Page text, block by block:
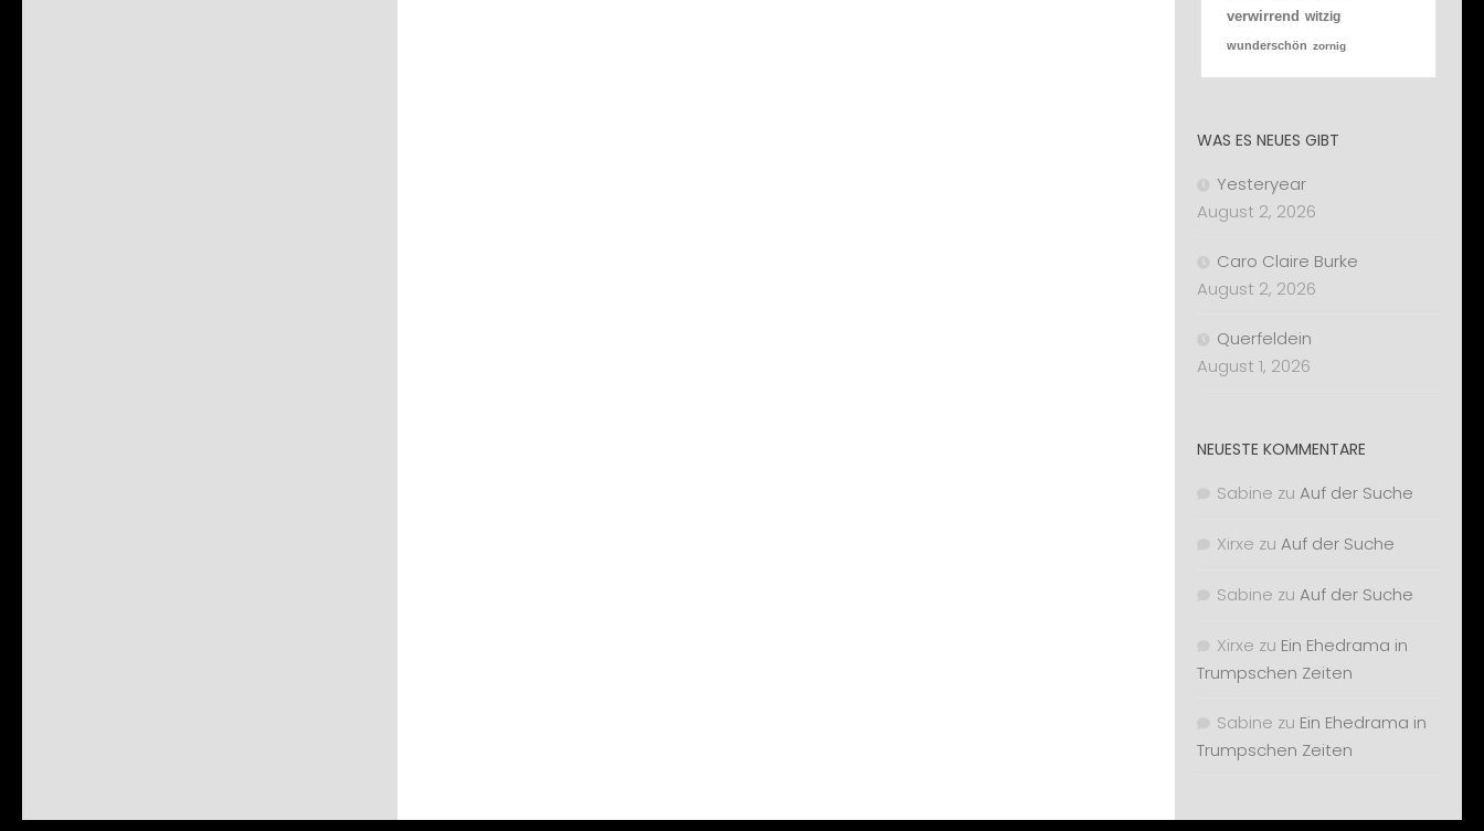
verwirrend witzig
wunderschön zornig
WAS ES NEUES GIBT
Yesteryear
August 2, 2026
Caro Claire Burke
August 2, 2026
Querfeldein
August 1, 2026
NEUESTE KOMMENTARE
Sabine zu Auf der Suche
Xirxe zu Auf der Suche
Sabine zu Auf der Suche
Xirxe zu Ein Ehedrama in
Trumpschen Zeiten
Sabine zu Ein Ehedrama in
Trumpschen Zeiten